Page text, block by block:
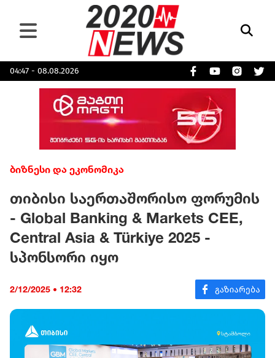
04:47 - 08.08.2026
ბიზნესი და ეკონომიკა
თიბისი საერთაშორისო ფორუმის
- Global Banking & Markets CEE,
Central Asia & Türkiye 2025 -
სპონსორი იყო
2/12/2025 • 12:32